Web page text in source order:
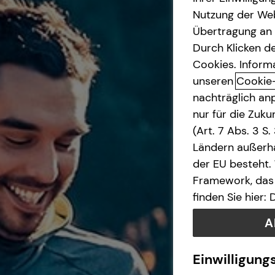
Nutzung der
Übertragung
Durch Klicken
Cookies.
unseren
nachträglich
nur für die
(Art. 7 Abs. 3
Ländern
der EU besteht.
Framework,
finden Sie hier: